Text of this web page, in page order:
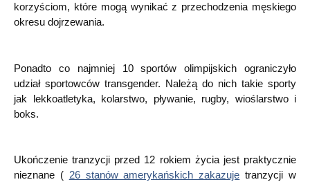
korzyściom, które mogą wynikać z przechodzenia męskiego
okresu dojrzewania.
Ponadto co najmniej 10 sportów olimpijskich ograniczyło
udział sportowców transgender. Należą do nich takie sporty
jak lekkoatletyka, kolarstwo, pływanie, rugby, wioślarstwo i
boks.
Ukończenie tranzycji przed 12 rokiem życia jest praktycznie
nieznane ( 26 stanów amerykańskich zakazuje tranzycji w